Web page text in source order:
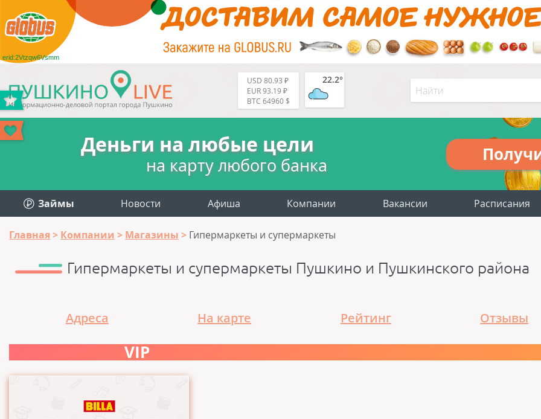
erid:2Vtzqw6Vsmm
USD 80.93 ₽
EUR 93.19 ₽
BTC 64960 $
22.2°
Деньги на любые цели
на карту любого банка
Займы Новости Афиша Компании Вакансии Расписания
Главная Компании Магазины Гипермаркеты и супермаркеты
Гипермаркеты и супермаркеты Пушкино и Пушкинского района
Адреса На карте Рейтинг Отзывы
VIP
AG на российском рынке представляет
компания БИЛЛА. Б...